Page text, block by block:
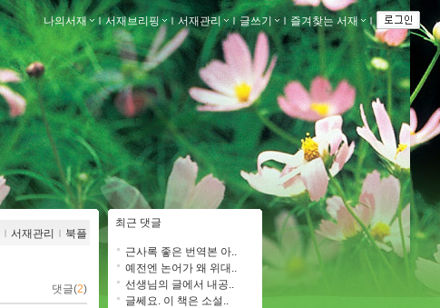
나의서재 ｌ서재브리핑 ｌ서재관리 ｌ글쓰기 ｌ 즐겨찾는 서재 ｌ
ｌ 서재관리 ｌ 북플
댓글(2)
최근 댓글
근사록 좋은 번역본 아..
예전엔 논어가 왜 위대..
선생님의 글에서 내공..
글쎄요. 이 책은 소설..